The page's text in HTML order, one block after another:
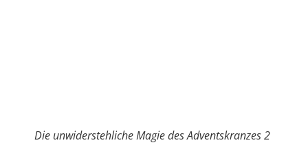
Die unwiderstehliche Magie des Adventskranzes 2